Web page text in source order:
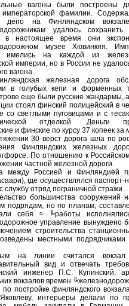
вагоны были построены
императорской фамилии.
депо на Финляндском
удалось
в настоящее время они
музее Хювинкяя.
имелись на каждой из
империи, но в России не
вагона.
железная дорога
в голубых кепи и форменных
еще были русские жандармы,
стоял финский полицейский в
со светлыми пуговицами и с
отделкой. Деньги
и финские по курсу 37 копеек за
30 верст дорога шла по
Финляндских железных
По отношению к
частной железной дороги.
между Россией и Финляндией
где осуществлялся
службу отряд пограничной стражи.
большинства сооружений
подрядам, но по планам,
себя ≈ ╚работы
управление вынуждено
строительства
местными
на линии считался
вид и отвечать
инженер П.С. Купинский,
вокзалов времен
по постройке финляндского
интерьеры делали по